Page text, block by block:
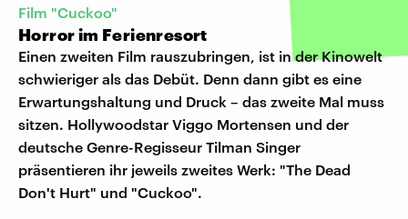
Film "Cuckoo"
Horror im Ferienresort
Einen zweiten Film rauszubringen, ist in der Kinowelt
schwieriger als das Debüt. Denn dann gibt es eine
Erwartungshaltung und Druck – das zweite Mal muss
sitzen. Hollywoodstar Viggo Mortensen und der
deutsche Genre-Regisseur Tilman Singer
präsentieren ihr jeweils zweites Werk: "The Dead
Don't Hurt" und "Cuckoo".